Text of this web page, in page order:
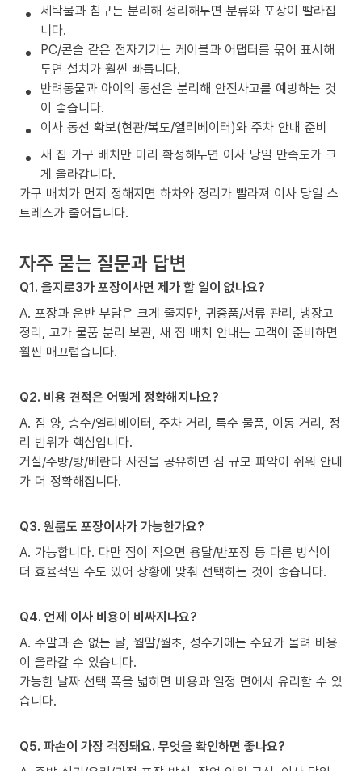
세탁물과 침구는 분리해 정리해두면 분류와 포장이 빨라집
니다.
PC/콘솔 같은 전자기기는 케이블과 어댑터를 묶어 표시해
두면 설치가 훨씬 빠릅니다.
반려동물과 아이의 동선은 분리해 안전사고를 예방하는 것
이 좋습니다.
이사 동선 확보(현관/복도/엘리베이터)와 주차 안내 준비
새 집 가구 배치만 미리 확정해두면 이사 당일 만족도가 크
게 올라갑니다.
가구 배치가 먼저 정해지면 하차와 정리가 빨라져 이사 당일 스
트레스가 줄어듭니다.
자주 묻는 질문과 답변
Q1. 을지로3가 포장이사면 제가 할 일이 없나요?
A. 포장과 운반 부담은 크게 줄지만, 귀중품/서류 관리, 냉장고
정리, 고가 물품 분리 보관, 새 집 배치 안내는 고객이 준비하면
훨씬 매끄럽습니다.
Q2. 비용 견적은 어떻게 정확해지나요?
A. 짐 양, 층수/엘리베이터, 주차 거리, 특수 물품, 이동 거리, 정
리 범위가 핵심입니다.
거실/주방/방/베란다 사진을 공유하면 짐 규모 파악이 쉬워 안내
가 더 정확해집니다.
Q3. 원룸도 포장이사가 가능한가요?
A. 가능합니다. 다만 짐이 적으면 용달/반포장 등 다른 방식이
더 효율적일 수도 있어 상황에 맞춰 선택하는 것이 좋습니다.
Q4. 언제 이사 비용이 비싸지나요?
A. 주말과 손 없는 날, 월말/월초, 성수기에는 수요가 몰려 비용
이 올라갈 수 있습니다.
가능한 날짜 선택 폭을 넓히면 비용과 일정 면에서 유리할 수 있
습니다.
Q5. 파손이 가장 걱정돼요. 무엇을 확인하면 좋나요?